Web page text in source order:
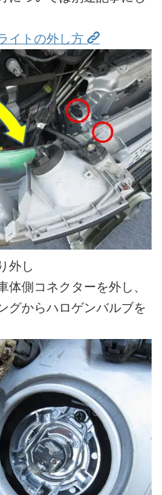
イトの外し方
外し
体側コネクターを外し、
グからハロゲンバルブを